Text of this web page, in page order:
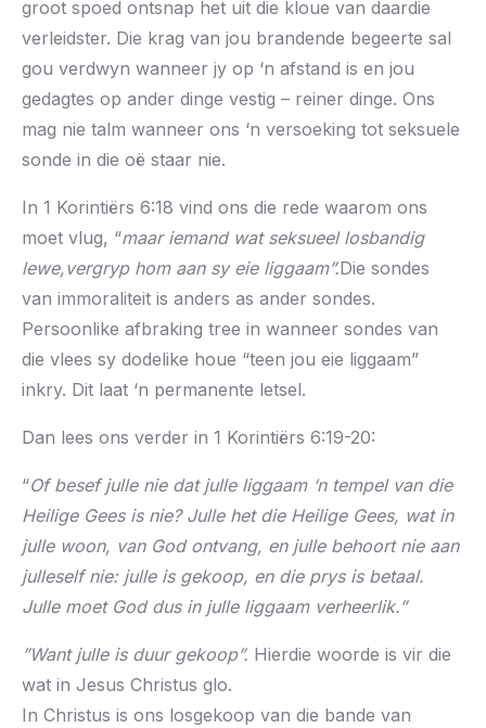
groot spoed ontsnap het uit die kloue van daardie
verleidster. Die krag van jou brandende begeerte sal
gou verdwyn wanneer jy op ‘n afstand is en jou
gedagtes op ander dinge vestig – reiner dinge. Ons
mag nie talm wanneer ons ‘n versoeking tot seksuele
sonde in die oë staar nie.
In 1 Korintiërs 6:18 vind ons die rede waarom ons
moet vlug, “maar iemand wat seksueel losbandig
lewe,vergryp hom aan sy eie liggaam”.Die sondes
van immoraliteit is anders as ander sondes.
Persoonlike afbraking tree in wanneer sondes van
die vlees sy dodelike houe “teen jou eie liggaam”
inkry. Dit laat ‘n permanente letsel.
Dan lees ons verder in 1 Korintiërs 6:19-20:
“Of besef julle nie dat julle liggaam ‘n tempel van die
Heilige Gees is nie? Julle het die Heilige Gees, wat in
julle woon, van God ontvang, en julle behoort nie aan
julleself nie: julle is gekoop, en die prys is betaal.
Julle moet God dus in julle liggaam verheerlik.”
”Want julle is duur gekoop”. Hierdie woorde is vir die
wat in Jesus Christus glo.
In Christus is ons losgekoop van die bande van